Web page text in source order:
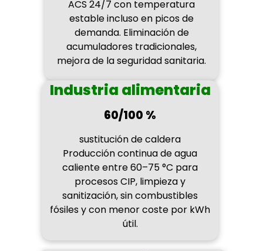
ACS 24/7 con temperatura
estable incluso en picos de
demanda. Eliminación de
acumuladores tradicionales,
mejora de la seguridad sanitaria.
Industria alimentaria
60/100 %
sustitución de caldera
Producción continua de agua
caliente entre 60–75 °C para
procesos CIP, limpieza y
sanitización, sin combustibles
fósiles y con menor coste por kWh
útil.